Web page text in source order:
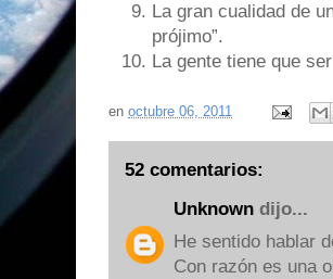
La gran cualidad de
prójimo”.
La gente tiene que
en octubre 06, 2011
52 comentarios:
Unknown dijo...
He sentido hablar
Con razón es una